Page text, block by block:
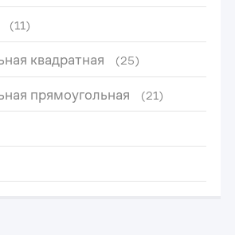
(11)
квадратная (25)
прямоугольная (21)